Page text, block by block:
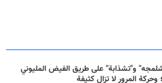
و"تشذابة" على طريق الفيض المليوني
وحركة المرور لا تزال كثيفة